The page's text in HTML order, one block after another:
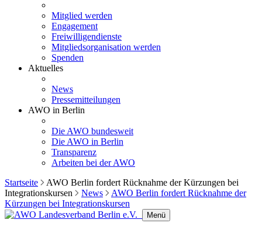
Mitglied werden
Engagement
Freiwilligendienste
Mitgliedsorganisation werden
Spenden
Aktuelles
News
Pressemitteilungen
AWO in Berlin
Die AWO bundesweit
Die AWO in Berlin
Transparenz
Arbeiten bei der AWO
Startseite
AWO Berlin fordert Rücknahme der Kürzungen bei
Integrationskursen
News
AWO Berlin fordert Rücknahme der
Kürzungen bei Integrationskursen
Menü